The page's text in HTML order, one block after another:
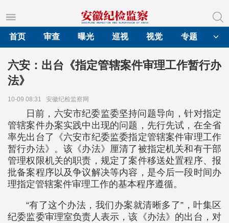
首页
审查 曝光 巡视 视觉 专题
六安：出台《指定管辖案件审理工作暂行办
法》
10-09 08:31 安徽纪检监察网
日前，六安市纪委监委坚持问题导向，针对指定
管辖案件办案实践中出现的问题，先行先试，在全省
率先出台了《六安市纪委监委指定管辖案件审理工作
暂行办法》。该《办法》厘清了被指定机关和有干部
管理权限机关的职责，规定了案件移送处置程序、报
批备案程序以及争议解决等内容，是今后一段时间办
理指定管辖案件审理工作的基本程序遵循。
“有了这个办法，我们办案就清晰多了”，叶集区
纪委监委审理室负责人表示，该《办法》的出台，对